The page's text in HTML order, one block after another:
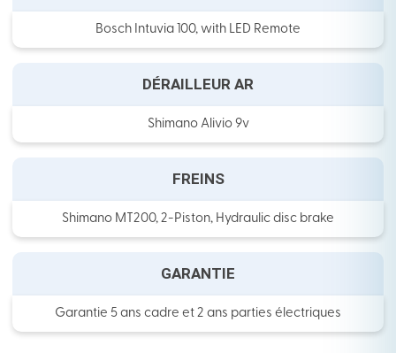
Bosch Intuvia 100, with LED Remote
DÉRAILLEUR AR
Shimano Alivio 9v
FREINS
Shimano MT200, 2-Piston, Hydraulic disc brake
GARANTIE
Garantie 5 ans cadre et 2 ans parties électriques